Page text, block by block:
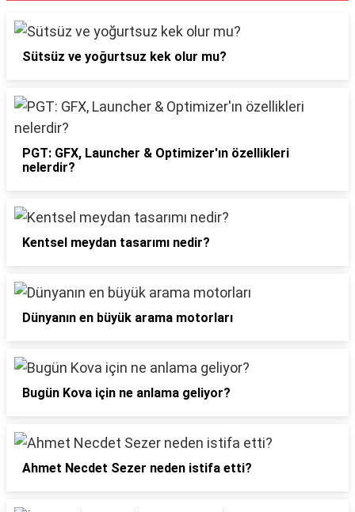
Sütsüz ve yoğurtsuz kek olur mu?
PGT: GFX, Launcher & Optimizer'ın özellikleri
nelerdir?
Kentsel meydan tasarımı nedir?
Dünyanın en büyük arama motorları
Bugün Kova için ne anlama geliyor?
Ahmet Necdet Sezer neden istifa etti?